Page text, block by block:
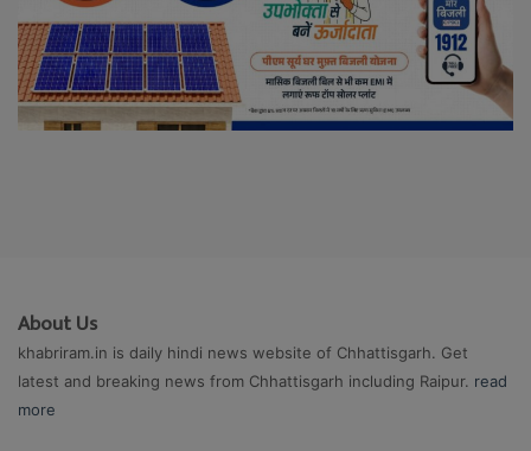
About Us
khabriram.in is daily hindi news website of Chhattisgarh. Get
latest and breaking news from Chhattisgarh including Raipur. read
more